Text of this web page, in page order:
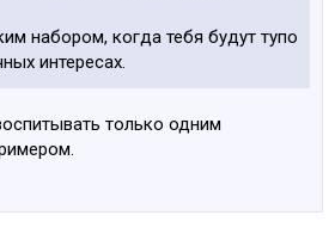
набором, когда тебя будут тупо
интересах.
только одним